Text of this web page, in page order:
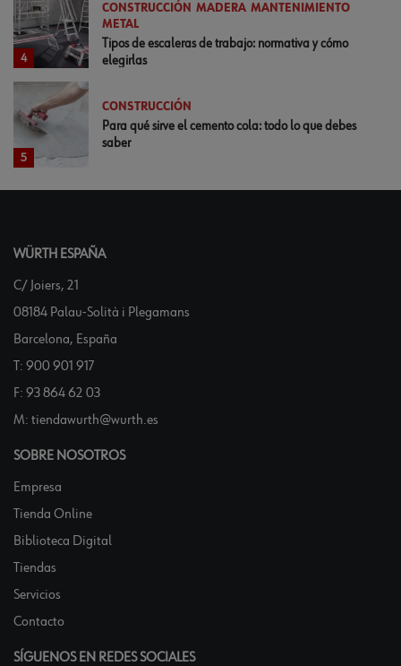
4
CONSTRUCCIÓN
MADERA MANTENIMIENTO
METAL
Tipos de escaleras de trabajo: normativa y cómo
elegirlas
5
CONSTRUCCIÓN
Para qué sirve el cemento cola: todo lo que debes
saber
WÜRTH ESPAÑA
C/ Joiers, 21
08184 Palau-Solità i Plegamans
Barcelona, España
T: 900 901 917
F: 93 864 62 03
M: tiendawurth@wurth.es
SOBRE NOSOTROS
Empresa
Tienda Online
Biblioteca Digital
Tiendas
Servicios
Contacto
SÍGUENOS EN REDES SOCIALES